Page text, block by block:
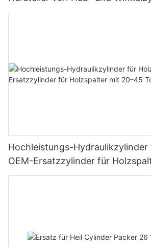
Schneeschilde
Hochleistungs-Hydraulikzylinder
OEM-Ersatzzylinder für
Tonnen Tragkraft